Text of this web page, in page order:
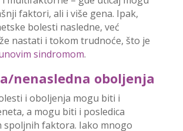
faktori, ali i više gena. Ipak,
bolesti nasledne, već
nastati i tokom trudnoće, što je
sindromom.
nenasledna oboljenja
i oboljenja mogu biti i
a mogu biti i posledica
spoljnih faktora. Iako mnogo